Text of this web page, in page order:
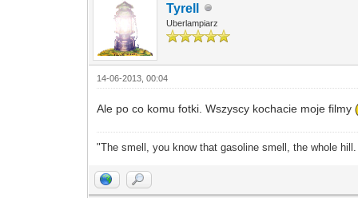
Tyrell
Uberlampiarz
14-06-2013, 00:04
Ale po co komu fotki. Wszyscy kochacie moje filmy
"The smell, you know that gasoline smell, the whole